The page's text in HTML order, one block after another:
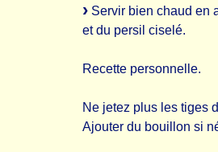
Servir bien chaud en
et du persil ciselé.
Recette personnelle.
Ne jetez plus les tiges
Ajouter du bouillon si